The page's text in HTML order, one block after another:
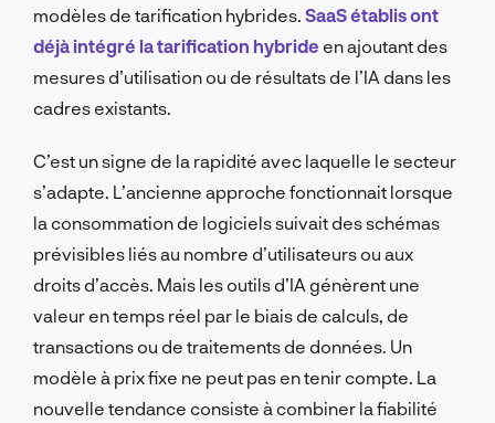
modèles de tarification hybrides. SaaS établis ont
déjà intégré la tarification hybride en ajoutant des
mesures d’utilisation ou de résultats de l’IA dans les
cadres existants.
C’est un signe de la rapidité avec laquelle le secteur
s’adapte. L’ancienne approche fonctionnait lorsque
la consommation de logiciels suivait des schémas
prévisibles liés au nombre d’utilisateurs ou aux
droits d’accès. Mais les outils d’IA génèrent une
valeur en temps réel par le biais de calculs, de
transactions ou de traitements de données. Un
modèle à prix fixe ne peut pas en tenir compte. La
nouvelle tendance consiste à combiner la fiabilité